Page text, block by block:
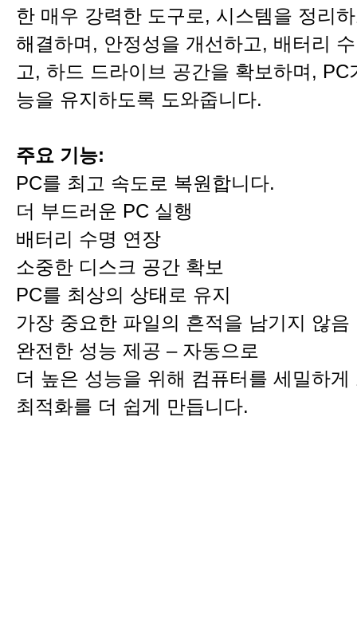
한 매우 강력한 도구로, 시스템을 정리
해결하며, 안정성을 개선하고, 배터리
고, 하드 드라이브 공간을 확보하며, PC
능을 유지하도록 도와줍니다.
주요 기능:
PC를 최고 속도로 복원합니다.
더 부드러운 PC 실행
배터리 수명 연장
소중한 디스크 공간 확보
PC를 최상의 상태로 유지
가장 중요한 파일의 흔적을 남기지 않음
완전한 성능 제공 – 자동으로
더 높은 성능을 위해 컴퓨터를 세밀하게
최적화를 더 쉽게 만듭니다.